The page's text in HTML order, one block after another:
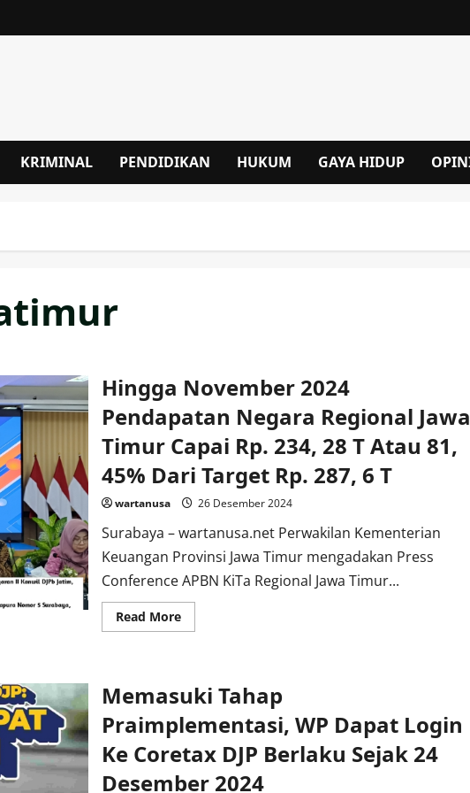
KRIMINAL PENDIDIKAN HUKUM GAYA HIDUP
Hingga November 2024
Pendapatan Negara Regional Jawa
Timur Capai Rp. 234, 28 T Atau 81,
45% Dari Target Rp. 287, 6 T
wartanusa 26 Desember 2024
Surabaya – wartanusa.net Perwakilan Kementerian
Keuangan Provinsi Jawa Timur mengadakan Press
Conference APBN KiTa Regional Jawa Timur...
Read MoreRead
more
Pendapatan
Negara
Regional
Jawa
Capai
Rp.
234,
28
Memasuki Tahap
Praimplementasi, WP Dapat Login
Ke Coretax DJP Berlaku Sejak 24
Desember 2024